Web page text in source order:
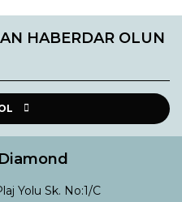
noktaları öneri formunu
ederiz.
görüntülenemiyor.
bulunuyor.
pahalı.
HABERDAR OLUN
Yolu Sk. No:1/C